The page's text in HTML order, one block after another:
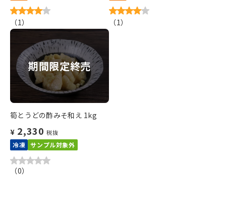
（1） （1）
期間限定終売
筍とうどの酢みそ和え 1kg
¥ 2,330 税抜
冷凍 サンプル対象外
（0）